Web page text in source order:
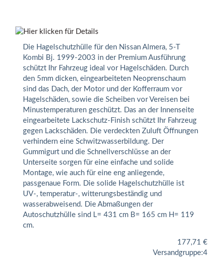
Die Hagelschutzhülle für den Nissan Almera, 5-T
Kombi Bj. 1999-2003 in der Premium Ausführung
schützt Ihr Fahrzeug ideal vor Hagelschäden. Durch
den 5mm dicken, eingearbeiteten Neoprenschaum
sind das Dach, der Motor und der Kofferraum vor
Hagelschäden, sowie die Scheiben vor Vereisen bei
Minustemperaturen geschützt. Das an der Innenseite
eingearbeitete Lackschutz-Finish schützt Ihr Fahrzeug
gegen Lackschäden. Die verdeckten Zuluft Öffnungen
verhindern eine Schwitzwasserbildung. Der
Gummigurt und die Schnellverschlüsse an der
Unterseite sorgen für eine einfache und solide
Montage, wie auch für eine eng anliegende,
passgenaue Form. Die solide Hagelschutzhülle ist
UV-, temperatur-, witterungsbeständig und
wasserabweisend. Die Abmaßungen der
Autoschutzhülle sind L= 431 cm B= 165 cm H= 119
cm.
177,71 €
Versandgruppe:4